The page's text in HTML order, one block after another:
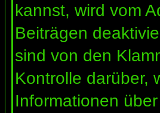
kannst, wird vom
Beiträgen
sind von den
Kontrolle darüber,
Informationen